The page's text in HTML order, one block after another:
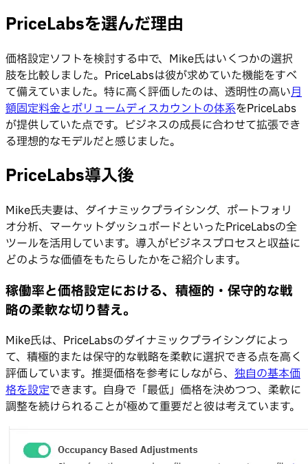
PriceLabsを選んだ理由
価格設定ソフトを検討する中で、Mike氏はいくつかの選択
肢を比較しました。PriceLabsは彼が求めていた機能をすべ
て備えていました。特に高く評価したのは、透明性の高い月
額固定料金とボリュームディスカウントの体系をPriceLabs
が提供していた点です。ビジネスの成長に合わせて拡張でき
る理想的なモデルだと感じました。
PriceLabs導入後
Mike氏夫妻は、ダイナミックプライシング、ポートフォリ
オ分析、マーケットダッシュボードといったPriceLabsの全
ツールを活用しています。導入がビジネスプロセスと収益に
どのような価値をもたらしたかをご紹介します。
稼働率と価格設定における、積極的・保守的な戦
略の柔軟な切り替え。
Mike氏は、PriceLabsのダイナミックプライシングによっ
て、積極的または保守的な戦略を柔軟に選択できる点を高く
評価しています。推奨価格を参考にしながら、 独自の基本価
格を設定できます。自身で「最低」価格を決めつつ、柔軟に
調整を続けられることが極めて重要だと彼は考えています。